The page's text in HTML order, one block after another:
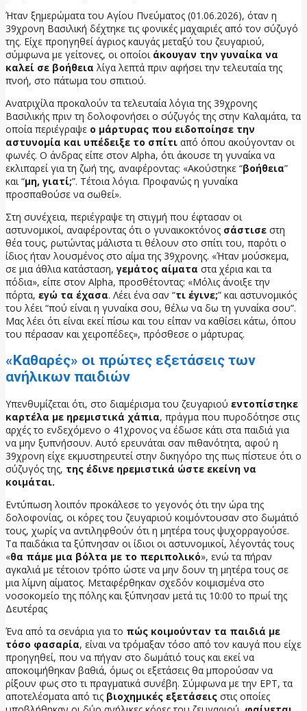
Ήταν ξημερώματα του Αγίου Πνεύματος (01.06.2026), όταν η
39χρονη Βασιλική δέχτηκε τις φονικές μαχαιριές από τον σύζυγό
της. Είχε προηγηθεί άγριος καυγάς μεταξύ του ζευγαριού,
σύμφωνα με γείτονες, οι οποίοιάκουγαν την γυναίκα να
καλεί σε βοήθεια λίγα λεπτά πριν αφήσει την τελευταία της
πνοή, στο πάτωμα του σπιτιού.
Ανατριχίλα προκαλούν τα τελευταία λόγια της 39χρονης
Βασιλικής πριν τη δολοφονήσει ο σύζυγός της στην Καλαμάτα, τα
οποία περιέγραψε ο μάρτυρας που ειδοποίησε την
αστυνομία και υπέδειξε το σπίτι από όπου ακούγονταν οι
φωνές. Ο άνδρας είπε στον Alpha, ότι άκουσε τη γυναίκα να
εκλιπαρεί για τη ζωή της, αναφέροντας: «Ακούστηκε “βοήθεια”
και “μη, γιατί;”. Τέτοια λόγια. Προφανώς η γυναίκα
προσπαθούσε να σωθεί».
Στη συνέχεια, περιέγραψε τη στιγμή που έφτασαν οι
αστυνομικοί, αναφέροντας ότι ο γυναικοκτόνος σάστισε στη
θέα τους, ρωτώντας μάλιστα τι θέλουν στο σπίτι του, παρότι ο
ίδιος ήταν λουσμένος στο αίμα της 39χρονης. «Ήταν μούσκεμα,
σε μια άθλια κατάσταση, γεμάτος αίματα στα χέρια και τα
πόδια», είπε στον Alpha, προσθέτοντας: «Μόλις άνοιξε την
πόρτα, εγώ τα έχασα. Λέει ένα σαν “τι έγινε;” και αστυνομικός
του λέει “πού είναι η γυναίκα σου, θέλω να δω τη γυναίκα σου”.
Μας λέει ότι είναι εκεί πίσω και του είπαν να καθίσει κάτω, όπου
του πέρασαν και χειροπέδες», πρόσθεσε ο μάρτυρας.
«Καθαρές» οι πρώτες εξετάσεις των
ανήλικων παιδιών
Υπενθυμίζεται ότι, στο διαμέρισμα του ζευγαριού εντοπίστηκε
καρτέλα με ηρεμιστικά χάπια, πράγμα που πυροδότησε στις
αρχές το ενδεχόμενο ο 41χρονος να έδωσε κάτι στα παιδιά για
να μην ξυπνήσουν. Αυτό ερευνάται σαν πιθανότητα, αφού η
39χρονη είχε εκμυστηρευτεί στην δικηγόρο της πως πίστευε ότι ο
σύζυγός της, της έδινε ηρεμιστικά ώστε εκείνη να
κοιμάται.
Εντύπωση λοιπόν προκάλεσε το γεγονός ότι την ώρα της
δολοφονίας, οι κόρες του ζευγαριού κοιμόντουσαν στο δωμάτιό
τους, χωρίς να αντιληφθούν ότι η μητέρα τους ψυχορραγούσε.
Τα παιδάκια τα ξύπνησαν οι ίδιοι οι αστυνομικοί, λέγοντάς τους
«θα πάμε μια βόλτα με το περιπολικό», ενώ τα πήραν
αγκαλιά με τέτοιον τρόπο ώστε να μην δουν τη μητέρα τους σε
μια λίμνη αίματος. Μεταφέρθηκαν σχεδόν κοιμισμένα στο
νοσοκομείο της πόλης και ξύπνησαν μετά τις 10:00 το πρωί της
Δευτέρας
Ένα από τα σενάρια για το πώς κοιμούνταν τα παιδιά με
τόσο φασαρία, είναι να τρόμαξαν τόσο από τον καυγά που είχε
προηγηθεί, που να πήγαν στο δωμάτιό τους και εκεί να
αποκοιμήθηκαν βαθιά, όμως οι εξετάσεις θα μπορούσαν να
ρίξουν φως στο τι πραγματικά συνέβη. Σύμφωνα με την ΕΡΤ, τα
αποτελέσματα από τις βιοχημικές εξετάσεις στις οποίες